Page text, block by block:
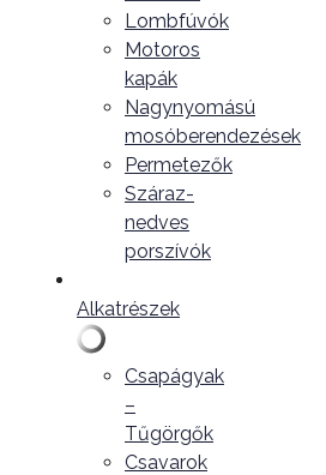
Lombfúvók
Motoros
kapák
Nagynyomású
mosóberendezések
Permetezők
Száraz-
nedves
porszívók
Alkatrészek
Csapágyak
–
Tűgörgők
Csavarok